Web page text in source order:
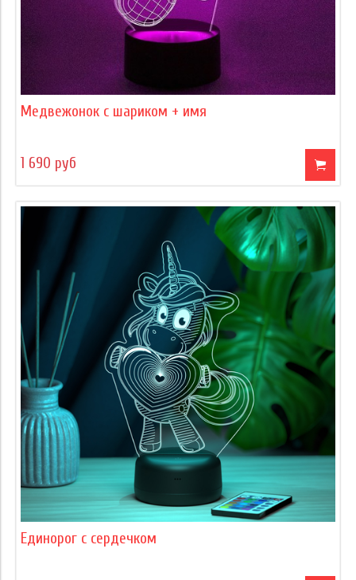
Медвежонок с шариком + имя
1 690 руб
Единорог с сердечком